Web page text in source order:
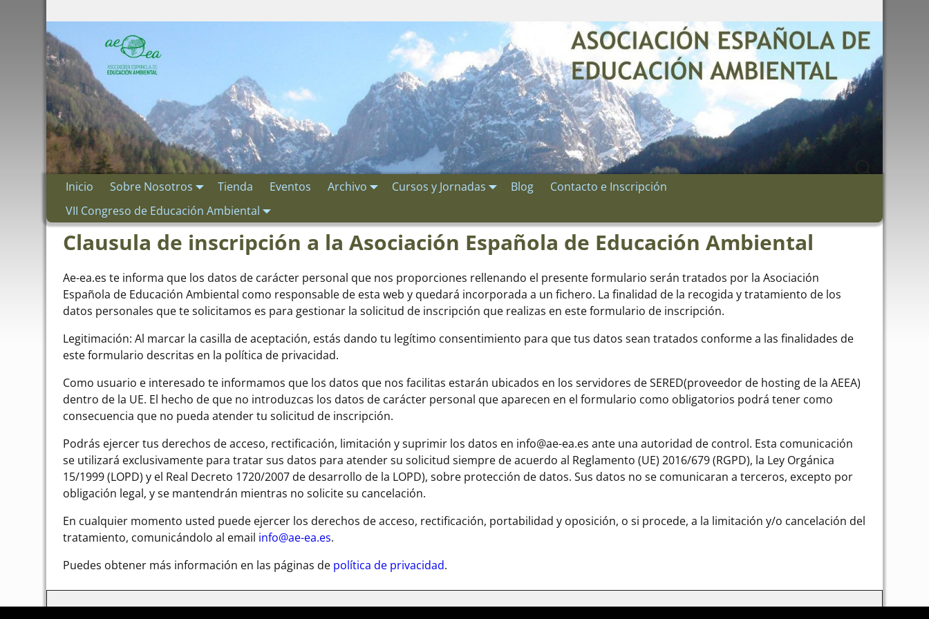
Inicio Sobre Nosotros Tienda Eventos Archivo Cursos y Jornadas Blog
Contacto e Inscripción
VII Congreso de Educación Ambiental
Clausula de inscripción a la Asociación Española de Educación Ambiental
Ae-ea.es te informa que los datos de carácter personal que nos proporciones rellenando el presente formulario serán tratados por la Asociación
Española de Educación Ambiental como responsable de esta web y quedará incorporada a un fichero. La finalidad de la recogida y tratamiento de los
datos personales que te solicitamos es para gestionar la solicitud de inscripción que realizas en este formulario de inscripción.
Legitimación: Al marcar la casilla de aceptación, estás dando tu legítimo consentimiento para que tus datos sean tratados conforme a las finalidades de
este formulario descritas en la política de privacidad.
Como usuario e interesado te informamos que los datos que nos facilitas estarán ubicados en los servidores de SERED(proveedor de hosting de la AEEA)
dentro de la UE. El hecho de que no introduzcas los datos de carácter personal que aparecen en el formulario como obligatorios podrá tener como
consecuencia que no pueda atender tu solicitud de inscripción.
Podrás ejercer tus derechos de acceso, rectificación, limitación y suprimir los datos en info@ae-ea.es ante una autoridad de control. Esta comunicación
se utilizará exclusivamente para tratar sus datos para atender su solicitud siempre de acuerdo al Reglamento (UE) 2016/679 (RGPD), la Ley Orgánica
15/1999 (LOPD) y el Real Decreto 1720/2007 de desarrollo de la LOPD), sobre protección de datos. Sus datos no se comunicaran a terceros, excepto por
obligación legal, y se mantendrán mientras no solicite su cancelación.
En cualquier momento usted puede ejercer los derechos de acceso, rectificación, portabilidad y oposición, o si procede, a la limitación y/o cancelación del
tratamiento, comunicándolo al email info@ae-ea.es.
Puedes obtener más información en las páginas de política de privacidad.